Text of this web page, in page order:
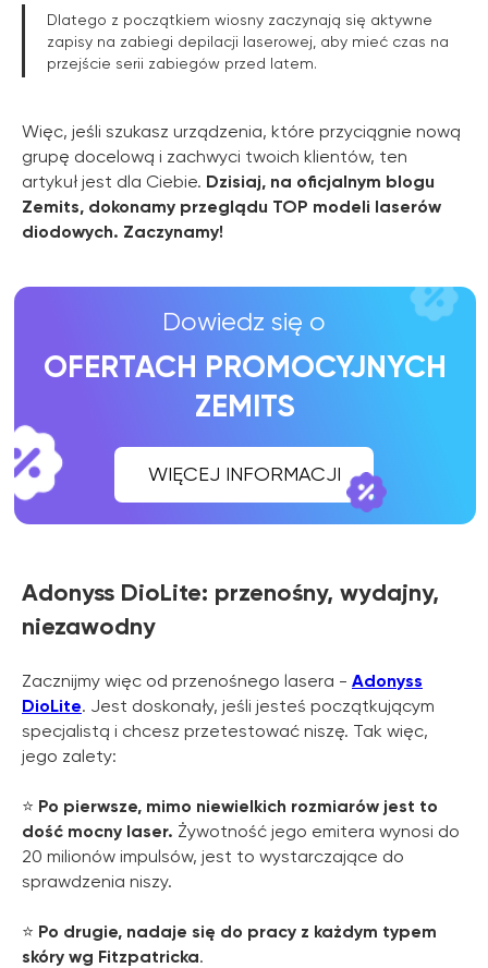
Dlatego z początkiem wiosny zaczynają się aktywne
zapisy na zabiegi depilacji laserowej, aby mieć czas na
przejście serii zabiegów przed latem.
Więc, jeśli szukasz urządzenia, które przyciągnie nową
grupę docelową i zachwyci twoich klientów, ten
artykuł jest dla Ciebie. Dzisiaj, na oficjalnym blogu
Zemits, dokonamy przeglądu TOP modeli laserów
diodowych. Zaczynamy!
Adonyss DioLite: przenośny, wydajny,
niezawodny
Zacznijmy więc od przenośnego lasera - Adonyss
DioLite. Jest doskonały, jeśli jesteś początkującym
specjalistą i chcesz przetestować niszę. Tak więc,
jego zalety:
⭐️ Po pierwsze, mimo niewielkich rozmiarów jest to
dość mocny laser. Żywotność jego emitera wynosi do
20 milionów impulsów, jest to wystarczające do
sprawdzenia niszy.
⭐️ Po drugie, nadaje się do pracy z każdym typem
skóry wg Fitzpatricka.